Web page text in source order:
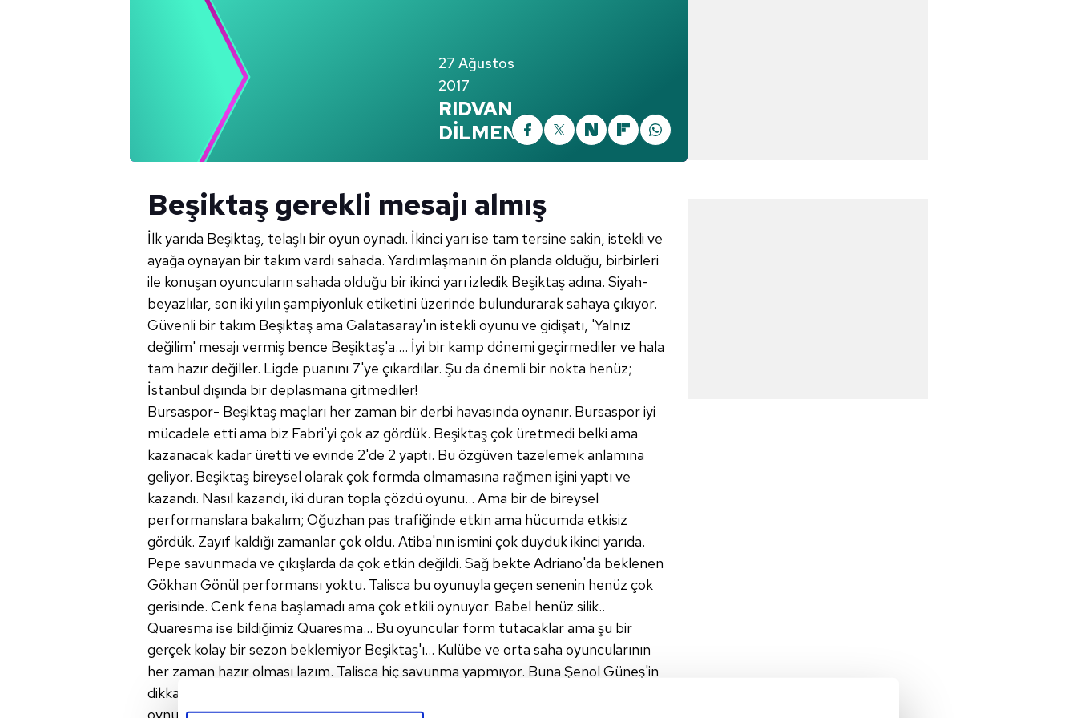
27 Ağustos
2017
RIDVAN
DİLMEN
Beşiktaş gerekli mesajı almış
İlkyarıda Beşiktaş, telaşlı bir oyun oynadı. İkinci yarı ise tam tersine sakin, istekli ve
ayağa oynayan bir takım vardı sahada. Yardımlaşmanın ön planda olduğu, birbirleri
ile konuşan oyuncuların sahada olduğu bir ikinci yarı izledik Beşiktaş adına. Siyah-
beyazlılar, son iki yılın şampiyonluk etiketini üzerinde bulundurarak sahaya çıkıyor.
Güvenli bir takım Beşiktaş ama Galatasaray'ın istekli oyunu ve gidişatı, 'Yalnız
değilim' mesajı vermiş bence Beşiktaş'a.... İyi bir kamp dönemi geçirmediler ve hala
tam hazır değiller. Ligde puanını 7'ye çıkardılar. Şu da önemli bir nokta henüz;
İstanbul dışında bir deplasmana gitmediler!
Bursaspor- Beşiktaş maçları her zaman bir derbi havasında oynanır. Bursaspor iyi
mücadele etti ama biz Fabri'yi çok az gördük. Beşiktaş çok üretmedi belki ama
kazanacak kadar üretti ve evinde 2'de 2 yaptı. Bu özgüven tazelemek anlamına
geliyor. Beşiktaş bireysel olarak çok formda olmamasına rağmen işini yaptı ve
kazandı. Nasıl kazandı, iki duran topla çözdü oyunu... Ama bir de bireysel
performanslara bakalım; Oğuzhan pas trafiğinde etkin ama hücumda etkisiz
gördük. Zayıf kaldığı zamanlar çok oldu. Atiba'nın ismini çok duyduk ikinci yarıda.
Pepe savunmada ve çıkışlarda da çok etkin değildi. Sağ bekte Adriano'da beklenen
Gökhan Gönül performansı yoktu. Talisca bu oyunuyla geçen senenin henüz çok
gerisinde. Cenk fena başlamadı ama çok etkili oynuyor. Babel henüz silik..
Quaresma ise bildiğimiz Quaresma... Bu oyuncular form tutacaklar ama şu bir
gerçek kolay bir sezon beklemiyor Beşiktaş'ı... Kulübe ve orta saha oyuncularının
her zaman hazır olması lazım. Talisca hiç savunma yapmıyor. Buna Şenol Güneş'in
dikkat etmesi lazım. İleride sürekli dörtlü oyuncu kalıyor. Talisca, santrfor gibi